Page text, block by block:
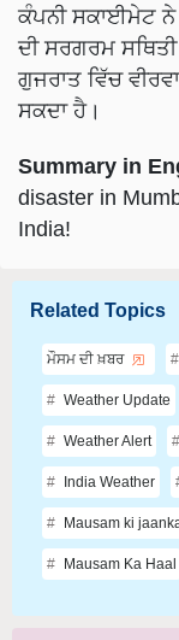
ਕੰਪਨੀ ਸਕਾਈਮੇਟ ਨੇ
ਦੀ ਸਰਗਰਮ
ਗੁਜਰਾਤ ਵਿੱਚ
ਸਕਦਾ ਹੈ।
Summary in
disaster in
India!
Related Topics
ਮੌਸਮ ਦੀ ਖ਼ਬਰ
Weather Update
Weather Alert
India Weather
Mausam ki
Mausam Ka Haal